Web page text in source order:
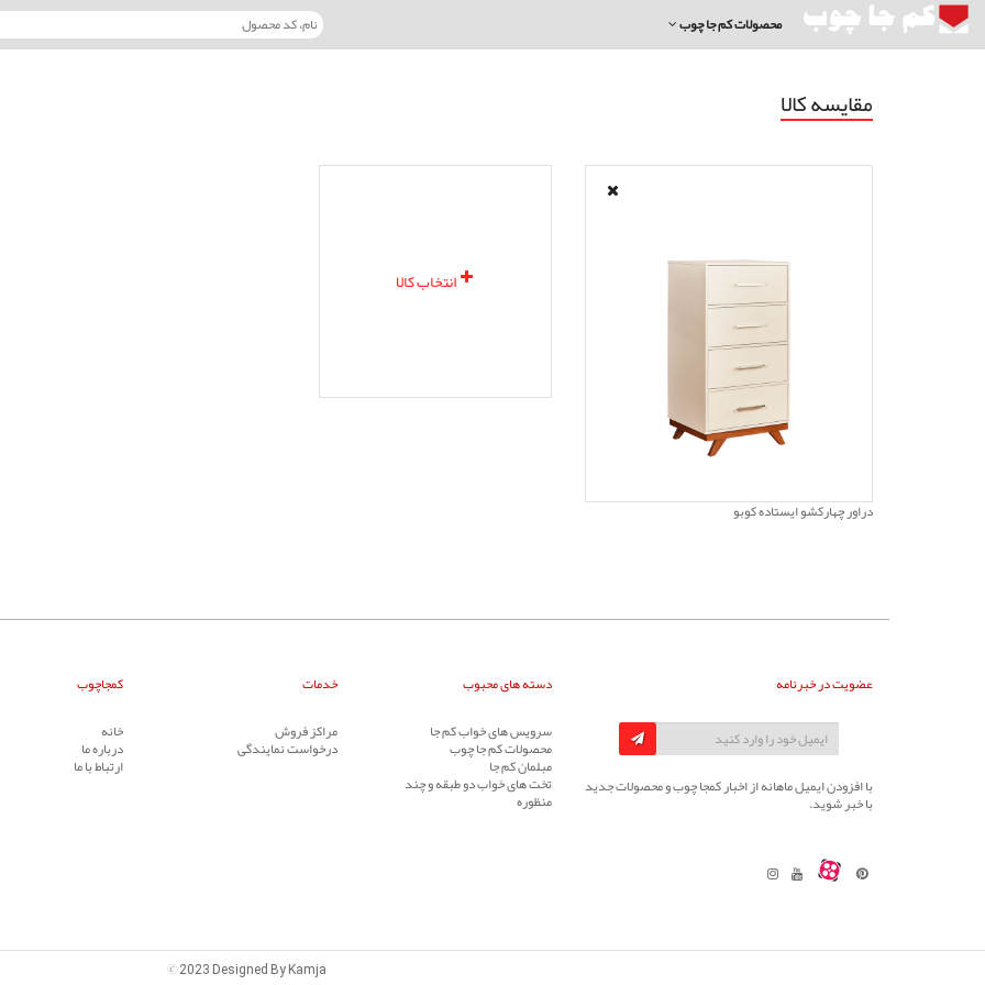
محصولات کم جا چوب
مقایسه کالا
دراور چهارکشو ایستاده کوبو
انتخاب کالا
عضویت در خبرنامه
با افزودن ایمیل ماهانه از اخبار کمجا چوب و محصولات جدید
با خبر شوید.
دسته های محبوب
سرویس های خواب کم جا
محصولات کم جا چوب
مبلمان کم جا
تخت های خواب دو طبقه و چند
منظوره
خدمات
مراکز فروش
درخواست نمایندگی
کمجاچوب
خانه
درباره ما
ارتباط با ما
©2023 Designed By Kamja